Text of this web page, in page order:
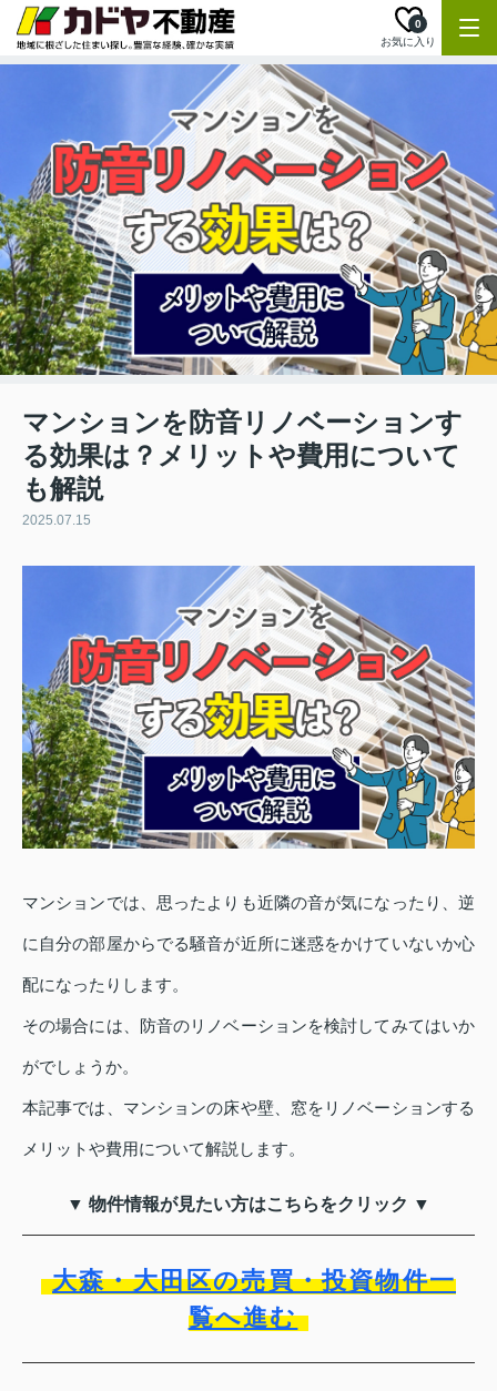
お気に入り
0
マンションを防音リノベーションす
る効果は？メリットや費用について
も解説
2025.07.15
マンションでは、思ったよりも近隣の音が気になったり、逆
に自分の部屋からでる騒音が近所に迷惑をかけていないか心
配になったりします。
その場合には、防音のリノベーションを検討してみてはいか
がでしょうか。
本記事では、マンションの床や壁、窓をリノベーションする
メリットや費用について解説します。
▼ 物件情報が見たい方はこちらをクリック ▼
大森・大田区の売買・投資物件一
覧へ進む